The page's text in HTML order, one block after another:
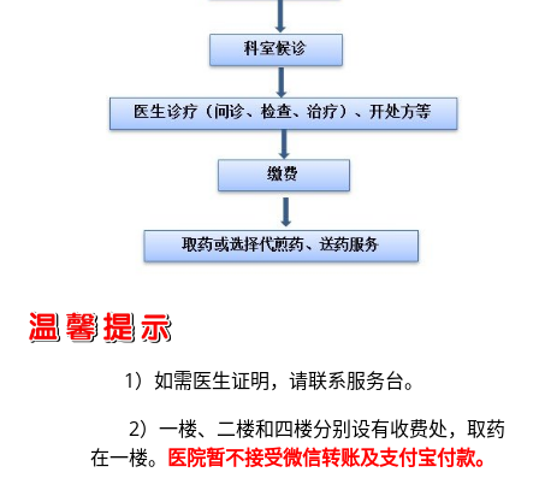
1）如需医生证明，请联系服务台。
2）一楼、二楼和四楼分别设有收费处，取药
在一楼。 医院暂不接受微信转账及支付宝付款。